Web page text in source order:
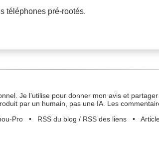
téléphones pré-rootés.
Je l’utilise pour donner mon avis et
par un humain, pas une IA. Les
Pro• RSS du blog / RSS des liens•